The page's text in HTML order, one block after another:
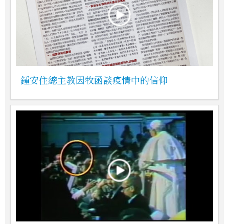
鍾安住總主教因牧函談疫情中的信仰